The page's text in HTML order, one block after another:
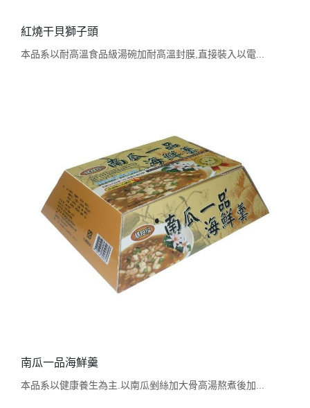
紅燒干貝獅子頭
本品系以耐高溫食品級湯碗加耐高溫封膜,直接裝入以電...
南瓜一品海鮮羹
本品系以健康養生為主.以南瓜剉絲加大骨高湯熬煮後加...